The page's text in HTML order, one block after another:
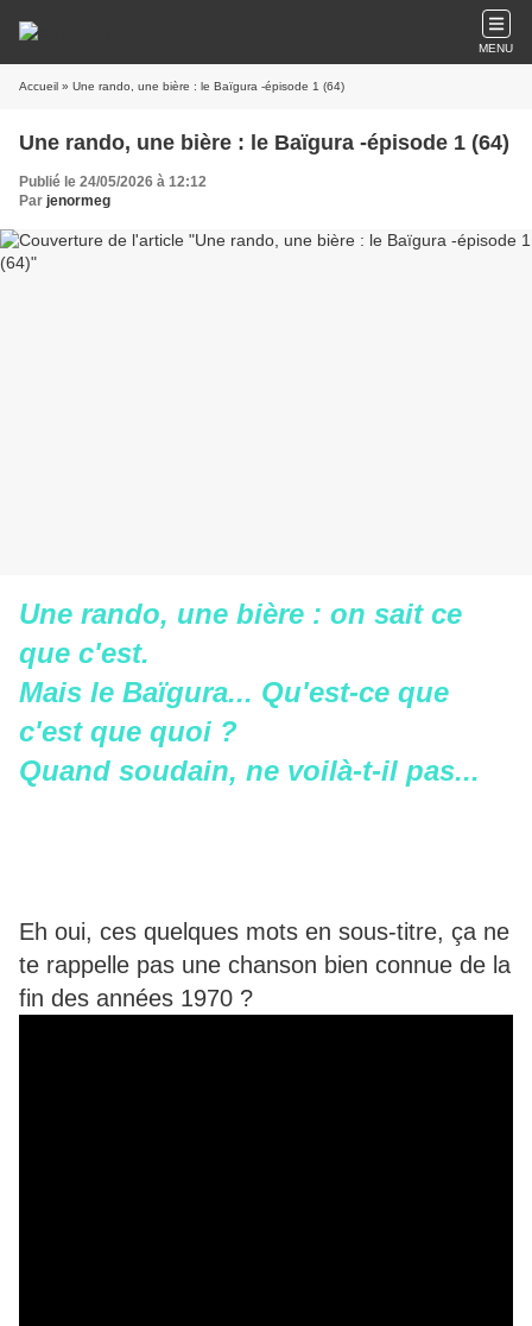
MENU
Accueil » Une rando, une bière : le Baïgura -épisode 1 (64)
Une rando, une bière : le Baïgura -épisode 1 (64)
Publié le 24/05/2026 à 12:12
Par jenormeg
Une rando, une bière : on sait ce
que c'est.
Mais le Baïgura... Qu'est-ce que
c'est que quoi ?
Quand soudain, ne voilà-t-il pas...
Eh oui, ces quelques mots en sous-titre, ça ne
te rappelle pas une chanson bien connue de la
fin des années 1970 ?